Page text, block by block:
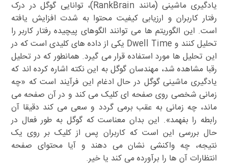
یادگیری ماشینی (مانند RankBrain)، توانایی گوگل در درک
رفتار کاربران و ارزیابی کیفیت محتوا به شدت افزایش یافته
است. این الگوریتم ها می توانند الگوهای پیچیده رفتار کاربر را
تحلیل کنند و Dwell Time یکی از داده های کلیدی است که در
این تحلیل ها مورد استفاده قرار می گیرد. همانطور که در تحلیل
رقبا مشاهده شد، مهندسان گوگل به این نکته اشاره کرده اند که
یادگیری ماشینی گوگل در حال ادغام این فرآیند است که «چه
زمانی شخصی روی صفحه ای کلیک می کند و در آن صفحه می
ماند، چه زمانی به عقب برمی گردد و سعی می کند دقیقا آن
رابطه را بفهمد». این بدان معناست که گوگل به طور فعال در
حال بررسی این است که کاربران پس از کلیک بر روی یک
نتیجه، چه واکنشی نشان می دهند و آیا محتوای صفحه
انتظارات آن ها را برآورده می کند یا خیر.